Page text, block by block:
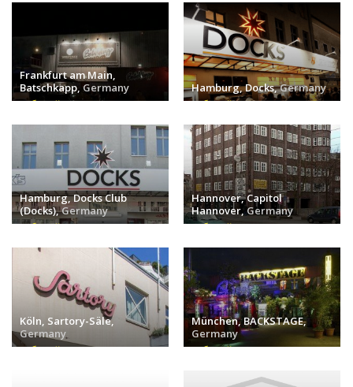
Frankfurt am Main,
Batschkapp,Germany
событий (0) »
Hamburg, Docks,Germany
событий (0) »
Hamburg, Docks Club
(Docks),Germany
событий (0) »
Hannover, Capitol
Hannover,Germany
событий (0) »
Köln, Sartory-Säle,
Germany
событий (0) »
München, BACKSTAGE,
Germany
событий (0) »